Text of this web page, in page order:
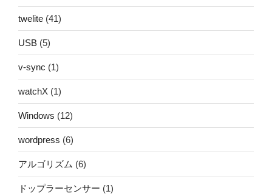
twelite (41)
USB (5)
v-sync (1)
watchX (1)
Windows (12)
wordpress (6)
アルゴリズム (6)
ドップラーセンサー (1)